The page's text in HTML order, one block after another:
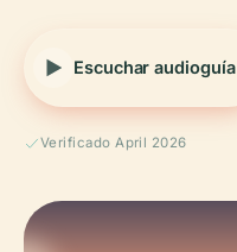
Escuchar audioguía
Verificado April 2026